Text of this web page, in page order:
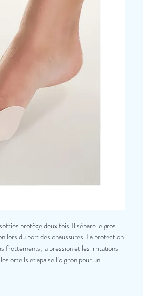
protège deux fois. Il sépare le gros
lors du port des chaussures. La protection
frottements, la pression et les irritations
orteils et apaise l’oignon pour un